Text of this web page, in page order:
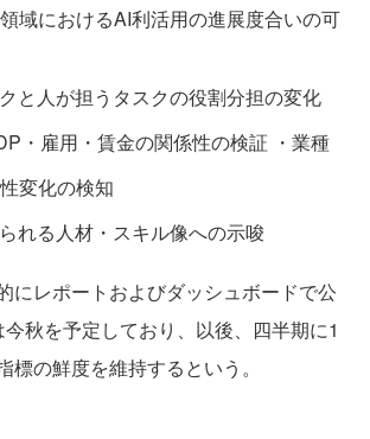
域におけるAI利活用の進展度合いの可
と人が担うタスクの役割分担の変化
・雇用・賃金の関係性の検証 ・業種
変化の検知
れる人材・スキル像への示唆
にレポートおよびダッシュボードで公
秋を予定しており、以後、四半期に1
標の鮮度を維持するという。